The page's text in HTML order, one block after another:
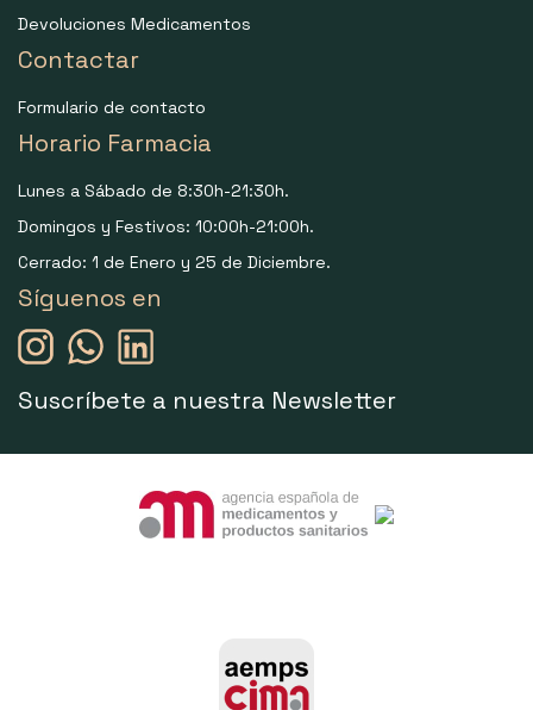
Devoluciones Medicamentos
Contactar
Formulario de contacto
Horario Farmacia
Lunes a Sábado de 8:30h-21:30h.
Domingos y Festivos: 10:00h-21:00h.
Cerrado: 1 de Enero y 25 de Diciembre.
Síguenos en
Suscríbete a nuestra Newsletter